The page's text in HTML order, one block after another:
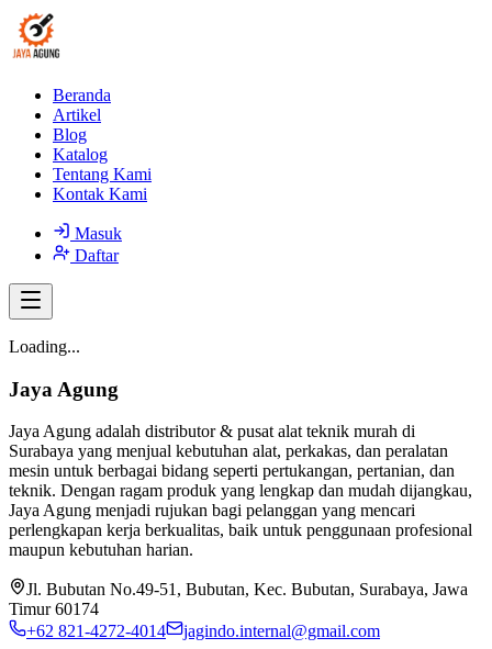
Beranda
Artikel
Blog
Katalog
Tentang Kami
Kontak Kami
Masuk
Daftar
Loading...
Jaya Agung
Jaya Agung adalah distributor & pusat alat teknik murah di
Surabaya yang menjual kebutuhan alat, perkakas, dan peralatan
mesin untuk berbagai bidang seperti pertukangan, pertanian, dan
teknik. Dengan ragam produk yang lengkap dan mudah dijangkau,
Jaya Agung menjadi rujukan bagi pelanggan yang mencari
perlengkapan kerja berkualitas, baik untuk penggunaan profesional
maupun kebutuhan harian.
Jl. Bubutan No.49-51, Bubutan, Kec. Bubutan, Surabaya, Jawa
Timur 60174
+62 821-4272-4014
jagindo.internal@gmail.com